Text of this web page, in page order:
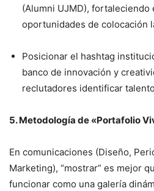
(Alumni UJMD), fortaleciendo
oportunidades de colocación
Posicionar el hashtag
banco de innovación y
reclutadores identificar
5. Metodología de «Portafolio
En comunicaciones (Diseño,
Marketing), “mostrar” es mejor
funcionar como una galería